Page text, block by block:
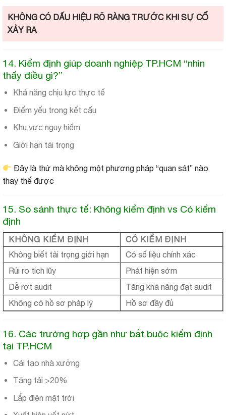
KHÔNG CÓ DẤU HIỆU RÕ RÀNG TRƯỚC KHI SỰ CỐ
XẢY RA
14. Kiểm định giúp doanh nghiệp TP.HCM “nhìn
thấy điều gì?”
Khả năng chịu lực thực tế
Điểm yếu trong kết cấu
Khu vực nguy hiểm
Giới hạn tải trọng
Đây là thứ mà không một phương pháp “quan sát” nào
thay thế được
15. So sánh thực tế: Không kiểm định vs Có kiểm
định
KHÔNG KIỂM ĐỊNH
CÓ KIỂM ĐỊNH
Không biết tải trọng giới hạn
Có số liệu chính xác
Rủi ro tích lũy
Phát hiện sớm
Dễ rớt audit
Tăng khả năng đạt audit
Không có hồ sơ pháp lý
Hồ sơ đầy đủ
16. Các trường hợp gần như bắt buộc kiểm định
tại TP.HCM
Cải tạo nhà xưởng
Tăng tải >20%
Lắp điện mặt trời